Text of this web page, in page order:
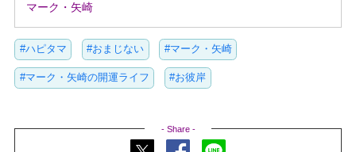
マーク・矢崎
#ハピタマ #おまじない #マーク・矢崎
#マーク・矢崎の開運ライフ #お彼岸
- Share -